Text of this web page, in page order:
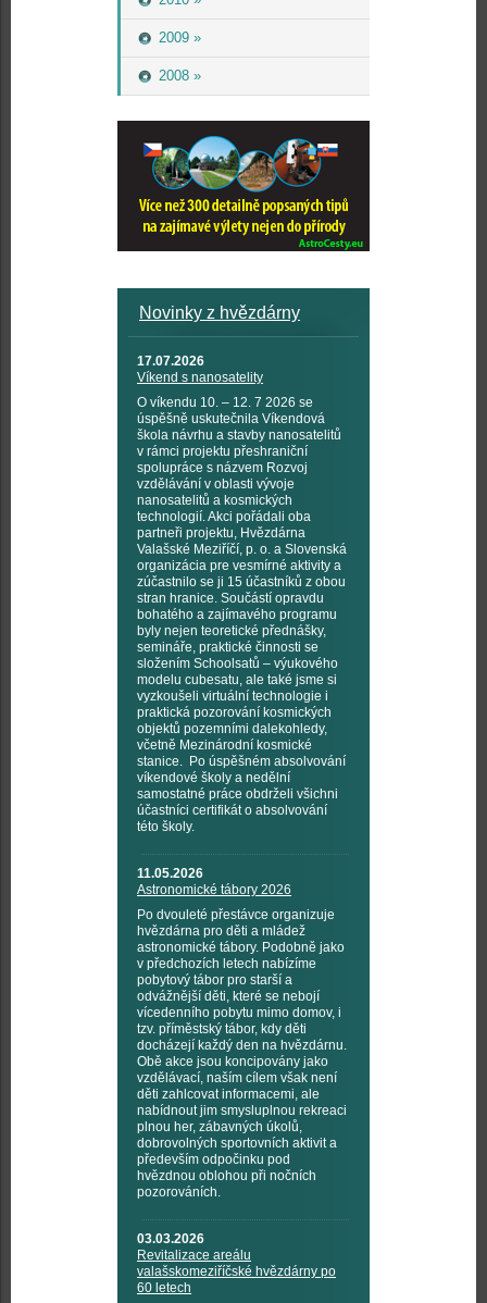
2009 »
2008 »
Novinky z hvězdárny
17.07.2026
Víkend s nanosatelity
O víkendu 10. – 12. 7 2026 se
úspěšně uskutečnila Víkendová
škola návrhu a stavby nanosatelitů
v rámci projektu přeshraniční
spolupráce s názvem Rozvoj
vzdělávání v oblasti vývoje
nanosatelitů a kosmických
technologií. Akci pořádali oba
partneři projektu, Hvězdárna
Valašské Meziříčí, p. o. a Slovenská
organizácia pre vesmírné aktivity a
zúčastnilo se ji 15 účastníků z obou
stran hranice. Součástí opravdu
bohatého a zajímavého programu
byly nejen teoretické přednášky,
semináře, praktické činnosti se
složením Schoolsatů – výukového
modelu cubesatu, ale také jsme si
vyzkoušeli virtuální technologie i
praktická pozorování kosmických
objektů pozemními dalekohledy,
včetně Mezinárodní kosmické
stanice. Po úspěšném absolvování
víkendové školy a nedělní
samostatné práce obdrželi všichni
účastníci certifikát o absolvování
této školy.
11.05.2026
Astronomické tábory 2026
Po dvouleté přestávce organizuje
hvězdárna pro děti a mládež
astronomické tábory. Podobně jako
v předchozích letech nabízíme
pobytový tábor pro starší a
odvážnější děti, které se nebojí
vícedenního pobytu mimo domov, i
tzv. příměstský tábor, kdy děti
docházejí každý den na hvězdárnu.
Obě akce jsou koncipovány jako
vzdělávací, naším cílem však není
děti zahlcovat informacemi, ale
nabídnout jim smysluplnou rekreaci
plnou her, zábavných úkolů,
dobrovolných sportovních aktivit a
především odpočinku pod
hvězdnou oblohou při nočních
pozorováních.
03.03.2026
Revitalizace areálu
valašskomeziříčské hvězdárny po
60 letech